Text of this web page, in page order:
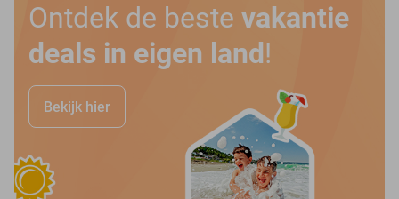
Ontdek de beste vakantie
deals in eigen land !
Bekijk hier